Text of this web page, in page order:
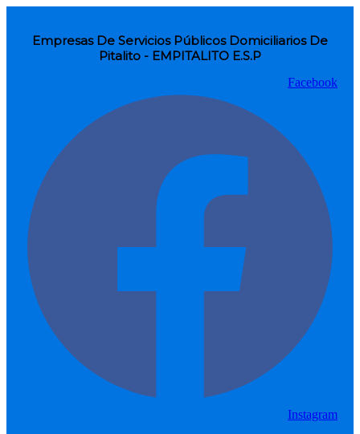
Empresas De Servicios Públicos Domiciliarios De
Pitalito - EMPITALITO E.S.P
Facebook
Instagram